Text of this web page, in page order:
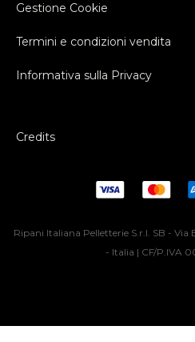
Gestione Cookie
Termini e condizioni vendita
Informativa sulla Privacy
Credits
Ripani Italiana Pelletterie S.r.l. SB - Via
- Italia | CF/P.IVA